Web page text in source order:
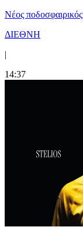
Νέος
ΔΙΕΘΝΗ
|
14:37